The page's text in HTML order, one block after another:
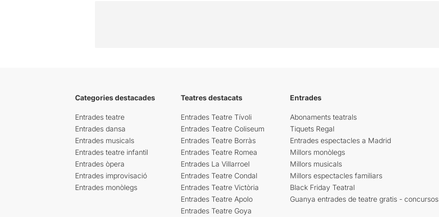
Categories destacades
Entrades teatre
Entrades dansa
Entrades musicals
Entrades teatre infantil
Entrades òpera
Entrades improvisació
Entrades monòlegs
Teatres destacats
Entrades Teatre Tívoli
Entrades Teatre Coliseum
Entrades Teatre Borràs
Entrades Teatre Romea
Entrades La Villarroel
Entrades Teatre Condal
Entrades Teatre Victòria
Entrades Teatre Apolo
Entrades Teatre Goya
Entrades
Abonaments teatrals
Tiquets Regal
Entrades espectacles a Madrid
Millors monòlegs
Millors musicals
Millors espectacles familiars
Black Friday Teatral
Guanya entrades de teatre gratis - concursos